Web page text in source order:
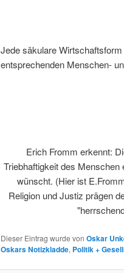
Jede säkulare
entsprechenden Menschen-
Erich Fromm erkennt:
Triebhaftigkeit des
wünscht. (Hier ist
Religion und Justiz prägen
Dieser Eintrag wurde von Oskar
Oskars Notizkladde, Politik +